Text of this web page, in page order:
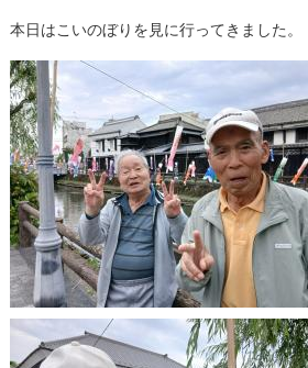
本日はこいのぼりを見に行ってきました。